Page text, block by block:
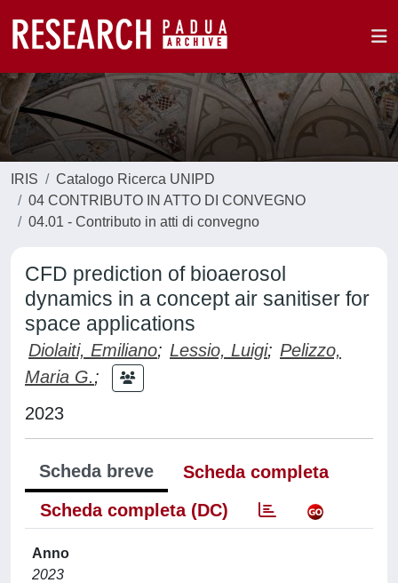
IRIS
Catalogo Ricerca UNIPD
04 CONTRIBUTO IN ATTO DI CONVEGNO
04.01 - Contributo in atti di convegno
CFD prediction of bioaerosol
dynamics in a concept air sanitiser for
space applications
Diolaiti, Emiliano; Lessio, Luigi; Pelizzo,
Maria G.;
2023
Scheda breve
Scheda completa
Scheda completa (DC)
Anno
2023